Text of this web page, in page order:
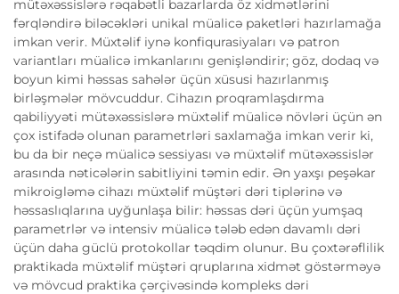
mütəxəssislərə rəqabətli bazarlarda öz xidmətlərini
fərqləndirə biləcəkləri unikal müalicə paketləri hazırlamağa
imkan verir. Müxtəlif iynə konfiqurasiyaları və patron
variantları müalicə imkanlarını genişləndirir; göz, dodaq və
boyun kimi həssas sahələr üçün xüsusi hazırlanmış
birləşmələr mövcuddur. Cihazın proqramlaşdırma
qabiliyyəti mütəxəssislərə müxtəlif müalicə növləri üçün ən
çox istifadə olunan parametrləri saxlamağa imkan verir ki,
bu da bir neçə müalicə sessiyası və müxtəlif mütəxəssislər
arasında nəticələrin sabitliyini təmin edir. Ən yaxşı peşəkar
mikroigləmə cihazı müxtəlif müştəri dəri tiplərinə və
həssaslıqlarına uyğunlaşa bilir: həssas dəri üçün yumşaq
parametrlər və intensiv müalicə tələb edən davamlı dəri
üçün daha güclü protokollar təqdim olunur. Bu çoxtərəflilik
praktikada müxtəlif müştəri qruplarına xidmət göstərməyə
və mövcud praktika çərçivəsində kompleks dəri